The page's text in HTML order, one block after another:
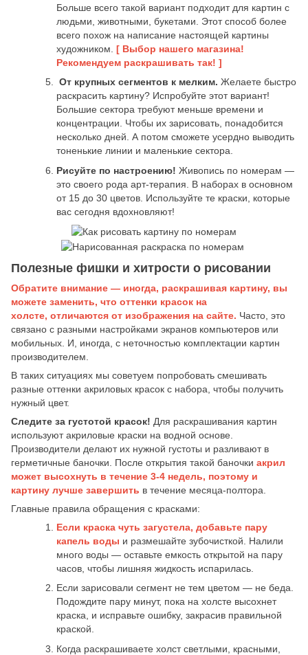
Больше всего такой вариант подходит для картин с
людьми, животными, букетами. Этот способ более
всего похож на написание настоящей картины
художником. [ Выбор нашего магазина!
Рекомендуем раскрашивать так! ]
От крупных сегментов к мелким. Желаете быстро
раскрасить картину? Испробуйте этот вариант!
Большие сектора требуют меньше времени и
концентрации. Чтобы их зарисовать, понадобится
несколько дней. А потом сможете усердно выводить
тоненькие линии и маленькие сектора.
Рисуйте по настроению! Живопись по номерам —
это своего рода арт-терапия. В наборах в основном
от 15 до 30 цветов. Используйте те краски, которые
вас сегодня вдохновляют!
Полезные фишки и хитрости о рисовании
Обратите внимание — иногда, раскрашивая картину, вы
можете заменить, что оттенки красок на
холсте, отличаются от изображения на сайте. Часто, это
связано с разными настройками экранов компьютеров или
мобильных. И, иногда, с неточностью комплектации картин
производителем.
В таких ситуациях мы советуем попробовать смешивать
разные оттенки акриловых красок с набора, чтобы получить
нужный цвет.
Следите за густотой красок! Для раскрашивания картин
используют акриловые краски на водной основе.
Производители делают их нужной густоты и разливают в
герметичные баночки. После открытия такой баночки акрил
может высохнуть в течение 3-4 недель, поэтому и
картину лучше завершить в течение месяца-полтора.
Главные правила обращения с красками:
Если краска чуть загустела, добавьте пару
капель воды и размешайте зубочисткой. Налили
много воды — оставьте емкость открытой на пару
часов, чтобы лишняя жидкость испарилась.
Если зарисовали сегмент не тем цветом — не беда.
Подождите пару минут, пока на холсте высохнет
краска, и исправьте ошибку, закрасив правильной
краской.
Когда раскрашиваете холст светлыми, красными,